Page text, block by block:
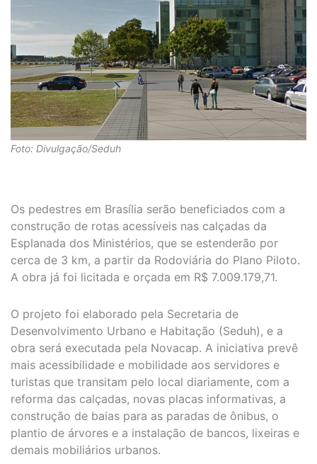
Foto: Divulgação/Seduh
Os pedestres em Brasília serão beneficiados com a
construção de rotas acessíveis nas calçadas da
Esplanada dos Ministérios, que se estenderão por
cerca de 3 km, a partir da Rodoviária do Plano Piloto.
A obra já foi licitada e orçada em R$ 7.009.179,71.
O projeto foi elaborado pela Secretaria de
Desenvolvimento Urbano e Habitação (Seduh), e a
obra será executada pela Novacap. A iniciativa prevê
mais acessibilidade e mobilidade aos servidores e
turistas que transitam pelo local diariamente, com a
reforma das calçadas, novas placas informativas, a
construção de baias para as paradas de ônibus, o
plantio de árvores e a instalação de bancos, lixeiras e
demais mobiliários urbanos.